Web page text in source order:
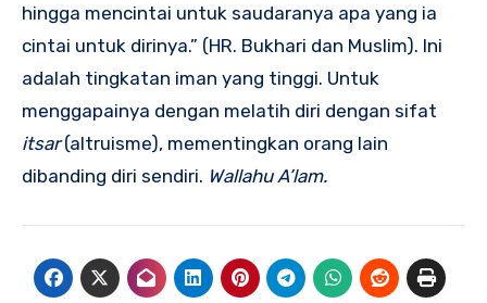
hingga mencintai untuk saudaranya apa yang ia
cintai untuk dirinya.” (HR. Bukhari dan Muslim). Ini
adalah tingkatan iman yang tinggi. Untuk
menggapainya dengan melatih diri dengan sifat
itsar(altruisme), mementingkan orang lain
dibanding diri sendiri. Wallahu A’lam.